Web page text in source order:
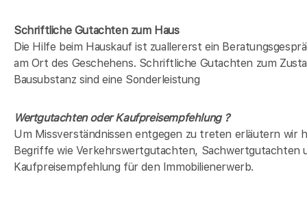
Schriftliche Gutachten zum Haus
Die Hilfe beim Hauskauf ist zuallererst ein
am Ort des Geschehens. Schriftliche Gutachten zum
Bausubstanz sind eine Sonderleistung
Wertgutachten oder Kaufpreisempfehlung ?
Um Missverständnissen entgegen zu treten erläutern wir
Begriffe wie Verkehrswertgutachten, Sachwertgutachten
Kaufpreisempfehlung für den Immobilienerwerb.